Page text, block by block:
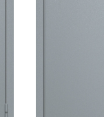
eis-60
учреждений
помещений
узлом